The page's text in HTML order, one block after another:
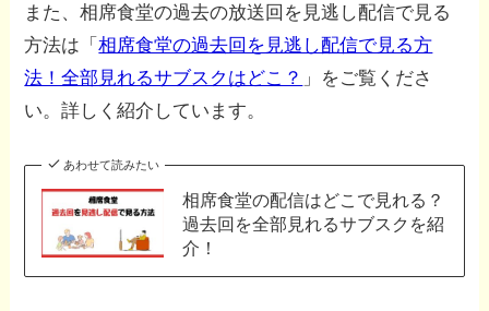
また、相席食堂の過去の放送回を見逃し配信で見る
方法は「相席食堂の過去回を見逃し配信で見る方
法！全部見れるサブスクはどこ？ 」をご覧くださ
い。詳しく紹介しています。
あわせて読みたい
相席食堂の配信はどこで見れる？
過去回を全部見れるサブスクを紹
介！